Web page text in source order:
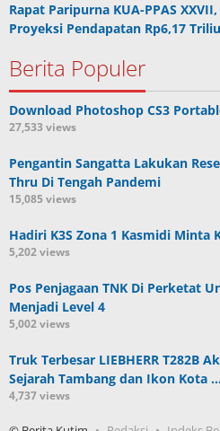
Rapat Paripurna KUA-PPAS
Proyeksi Pendapatan Rp6,17
Berita Populer
Download Photoshop CS3
27,533 views
Pengantin Sangatta Lakukan
Thru Di Tengah Pandemi
15,085 views
Hadiri K3S Zona 1 Kasmidi Minta
5,202 views
Pos Penjagaan TNK Di Perketat
Menjadi Level 4
5,002 views
Truk Terbesar LIEBHERR T282B
Sejarah Tambang dan Ikon Kota …
4,737 views